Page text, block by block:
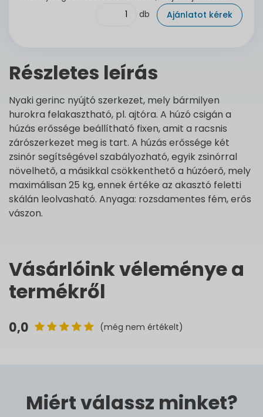
db
Ajánlatot kérek
Részletes leírás
Nyaki gerinc nyújtó szerkezet, mely bármilyen
hurokra felakasztható, pl. ajtóra. A húzó csigán a
húzás erőssége beállítható fixen, amit a racsnis
zárószerkezet meg is tart. A húzás erőssége két
zsinór segítségével szabályozható, egyik zsinórral
növelhető, a másikkal csökkenthető a húzóerő, mely
maximálisan 25 kg, ennek értéke az akasztó feletti
skálán leolvasható. Anyaga: rozsdamentes fém, erős
vászon.
Vásárlóink véleménye a
termékről
0,0 (még nem értékelt)
Miért válassz minket?